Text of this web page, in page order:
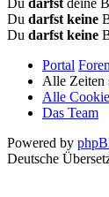
Du darfst deine
Du darfst keine
Du darfst keine
Portal
Alle Zeiten
Alle
Das Team
Powered by
Deutsche